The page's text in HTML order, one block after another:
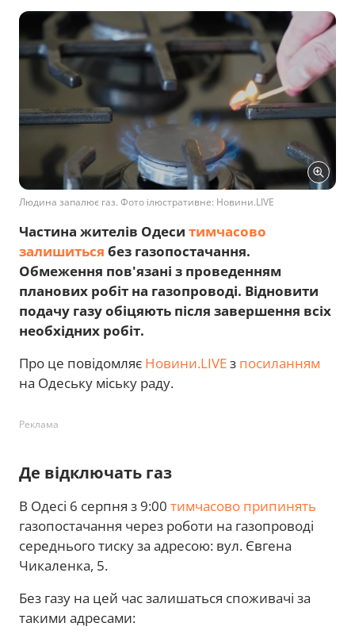
Людина запалює газ. Фото ілюстративне: Новини.LIVE
Частина жителів Одеси тимчасово
залишиться без газопостачання.
Обмеження пов'язані з проведенням
планових робіт на газопроводі. Відновити
подачу газу обіцяють після завершення всіх
необхідних робіт.
Про це повідомляє Новини.LIVEз посиланням
на Одеську міську раду.
Реклама
Де відключать газ
В Одесі 6 серпня з 9:00 тимчасово припинять
газопостачання через роботи на газопроводі
середнього тиску за адресою: вул. Євгена
Чикаленка, 5.
Без газу на цей час залишаться споживачі за
такими адресами: